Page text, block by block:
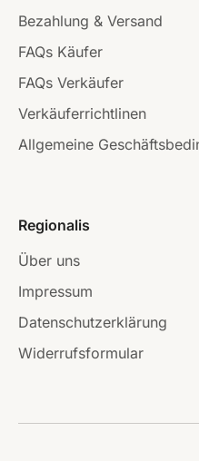
Bezahlung & Versand
FAQs Käufer
FAQs Verkäufer
Verkäuferrichtlinen
Allgemeine
Regionalis
Über uns
Impressum
Datenschutzerklärung
Widerrufsformular